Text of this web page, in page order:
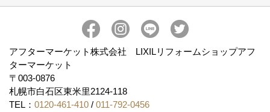
アフターマーケット株式会社 LIXILリフォームショップアフ
ターマーケット
〒003-0876
札幌市白石区東米里2124-118
TEL： 0120-461-410 / 011-792-0456